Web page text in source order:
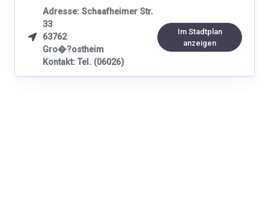

Adresse: Schaafheimer Str.
33
63762
Gro�?ostheim
Kontakt: Tel. (06026)
Im Stadtplan
anzeigen